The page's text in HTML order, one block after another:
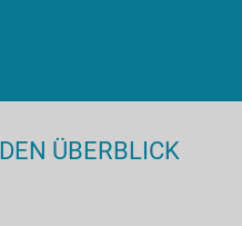
ÜBERBLICK